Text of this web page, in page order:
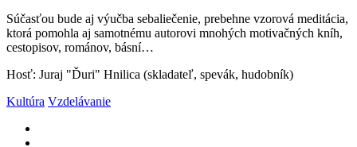
Súčasťou bude aj výučba sebaliečenie, prebehne vzorová meditácia,
ktorá pomohla aj samotnému autorovi mnohých motivačných kníh,
cestopisov, románov, básní…
Hosť: Juraj "Ďuri" Hnilica (skladateľ, spevák, hudobník)
Kultúra Vzdelávanie